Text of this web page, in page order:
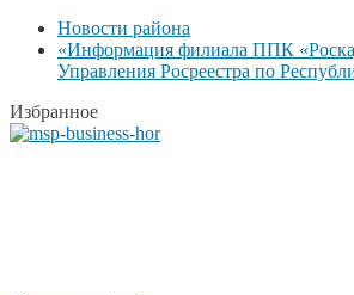
Новости района
«Информация филиала ППК
Управления Росреестра по
Избранное